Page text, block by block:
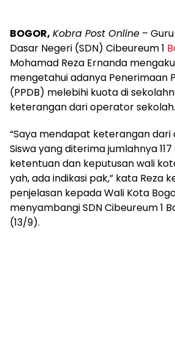
BOGOR, Kobra Post Online –
Dasar Negeri (SDN) Cibeureum 1
Mohamad Reza Ernanda
mengetahui adanya Penerimaan
(PPDB) melebihi kuota di
keterangan dari operator sekolah.
“Saya mendapat keterangan
Siswa yang diterima jumlahnya
ketentuan dan keputusan wali
yah, ada indikasi pak,” kata Reza
penjelasan kepada Wali Kota
menyambangi SDN Cibeureum 1
(13/9).